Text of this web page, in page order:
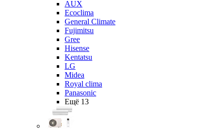
AUX
Ecoclima
General Climate
Fujimitsu
Gree
Hisense
Kentatsu
LG
Midea
Royal clima
Panasonic
Ещё 13